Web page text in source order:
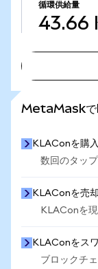
循環供給量
43.66
MetaMaskで
KLAConを購入
数回のタッ
KLAConを売却
KLAConを
KLAConをス
ブロックチ